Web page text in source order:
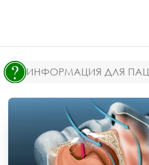
ИНФОРМАЦИЯ ДЛЯ